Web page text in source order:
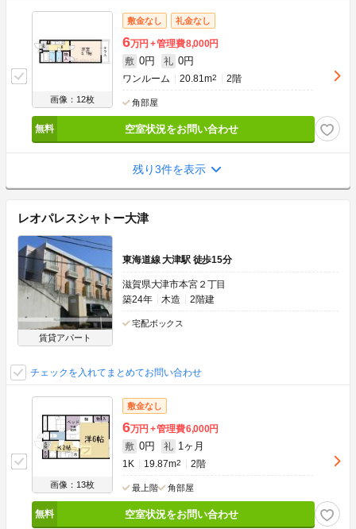
画像：12枚
敷金なし 礼金なし
6万円 管理費8,000円
敷 0円 礼 0円
ワンルーム 20.81m2 2階
角部屋
空室状況をお問い合わせ
残り3件を表示
レオパレスシャトー大津
賃貸アパート
東海道線 大津駅 徒歩15分
滋賀県大津市本宮２丁目
築24年
木造 2階建
宅配ボックス
チェックを入れてまとめてお問い合わせ
画像：13枚
敷金なし
6万円 管理費6,000円
敷 0円 礼 1ヶ月
1K 19.87m2 2階
最上階 角部屋
空室状況をお問い合わせ